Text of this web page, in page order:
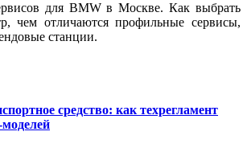
для BMW в Москве. Как выбрать
чем отличаются профильные сервисы,
станции.
средство: как техрегламент